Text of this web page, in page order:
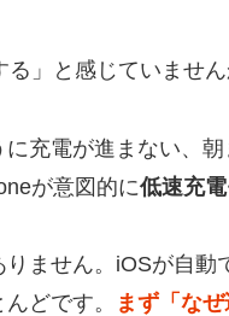
る」と感じていません
充電が進まない、
が意図的に低速充
ません。iOSが自
どです。
まず「な